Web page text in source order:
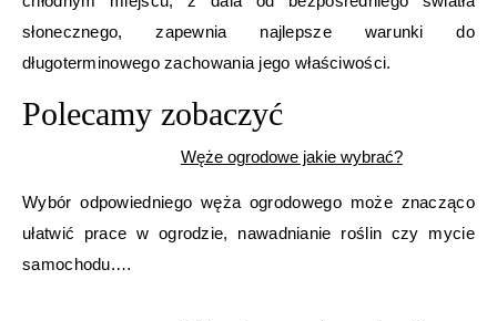
słonecznego, zapewnia najlepsze warunki do
długoterminowego zachowania jego właściwości.
Polecamy zobaczyć
Węże ogrodowe jakie wybrać?
Wybór odpowiedniego węża ogrodowego może znacząco
ułatwić prace w ogrodzie, nawadnianie roślin czy mycie
samochodu.…